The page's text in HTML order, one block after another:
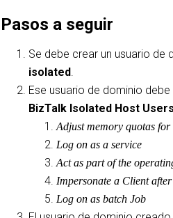
Pasos a seguir
Se debe crear un usuario
isolated.
Ese usuario de dominio
BizTalk Isolated Host
Adjust memory quotas for
Log on as a service
Act as part of the
Impersonate a Client
Log on as batch Job